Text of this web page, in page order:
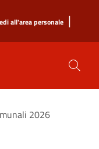
all'area personale |
2026